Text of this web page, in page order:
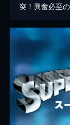
突！興奮必至